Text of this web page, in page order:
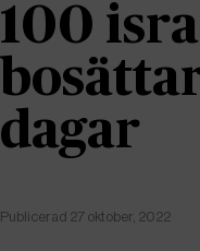
100
dagar
Publicerad 27 oktober, 2022